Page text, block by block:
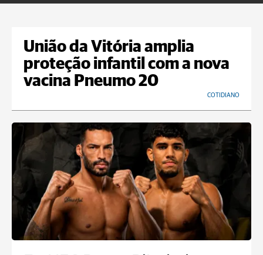
União da Vitória amplia
proteção infantil com a nova
vacina Pneumo 20
COTIDIANO